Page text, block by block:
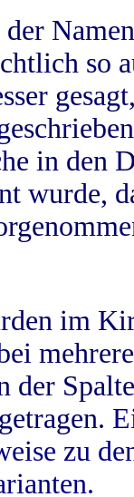
so
in
wurde,
im
der
zu